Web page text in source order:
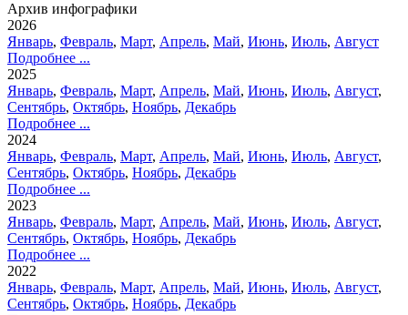
Архив инфографики
2026
Январь, Февраль, Март, Апрель, Май, Июнь, Июль, Август
Подробнее ...
2025
Январь, Февраль, Март, Апрель, Май, Июнь, Июль, Август,
Сентябрь, Октябрь, Ноябрь, Декабрь
Подробнее ...
2024
Январь, Февраль, Март, Апрель, Май, Июнь, Июль, Август,
Сентябрь, Октябрь, Ноябрь, Декабрь
Подробнее ...
2023
Январь, Февраль, Март, Апрель, Май, Июнь, Июль, Август,
Сентябрь, Октябрь, Ноябрь, Декабрь
Подробнее ...
2022
Январь, Февраль, Март, Апрель, Май, Июнь, Июль, Август,
Сентябрь, Октябрь, Ноябрь, Декабрь